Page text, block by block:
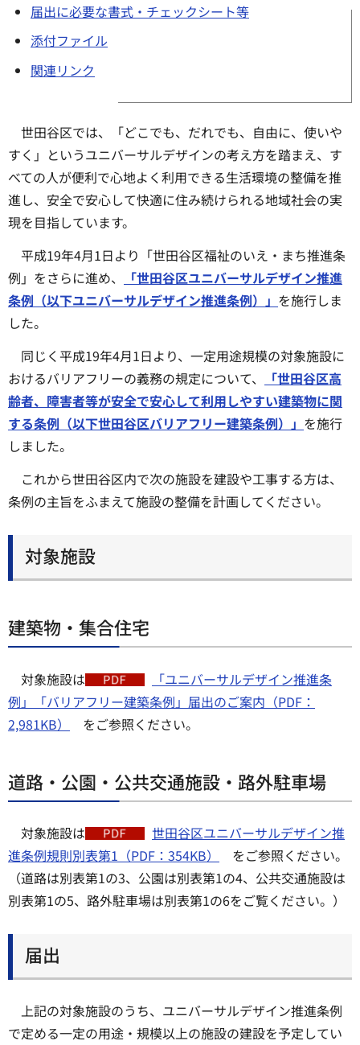
届出に必要な書式・チェックシート等
添付ファイル
関連リンク
世田谷区では、「どこでも、だれでも、自由に、使いや
すく」というユニバーサルデザインの考え方を踏まえ、す
べての人が便利で心地よく利用できる生活環境の整備を推
進し、安全で安心して快適に住み続けられる地域社会の実
現を目指しています。
平成19年4月1日より「世田谷区福祉のいえ・まち推進条
例」をさらに進め、
「世田谷区ユニバーサルデザイン推進
条例（以下ユニバーサルデザイン推進条例）」 を施行しま
した。
同じく平成19年4月1日より、一定用途規模の対象施設に
おけるバリアフリーの義務の規定について、
「世田谷区高
齢者、障害者等が安全で安心して利用しやすい建築物に関
する条例（以下世田谷区バリアフリー建築条例）」 を施行
しました。
これから世田谷区内で次の施設を建設や工事する方は、
条例の主旨をふまえて施設の整備を計画してください。
対象施設
建築物・集合住宅
対象施設は
「ユニバーサルデザイン推進条
例」「バリアフリー建築条例」届出のご案内（PDF：
2,981KB）
をご参照ください。
道路・公園・公共交通施設・路外駐車場
対象施設は
世田谷区ユニバーサルデザイン推
進条例規則別表第1（PDF：354KB）
をご参照ください。
（道路は別表第1の3、公園は別表第1の4、公共交通施設は
別表第1の5、路外駐車場は別表第1の6をご覧ください。）
届出
上記の対象施設のうち、ユニバーサルデザイン推進条例
で定める一定の用途・規模以上の施設の建設を予定してい